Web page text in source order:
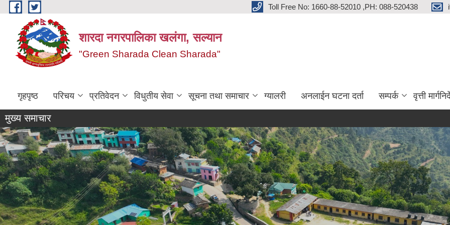
Skip to main content Toll Free No: 1660-88-52010 ,PH: 088-520438
शारदा नगरपालिका खलंगा, सल्यान
"Green Sharada Clean Sharada"
गृहपृष्ठ परिचय प्रतिवेदन विधुतीय सेवा सूचना तथा समाचार ग्यालरी अनलाईन घटना दर्ता सम्पर्क वृत्ती
मुख्य समाचार